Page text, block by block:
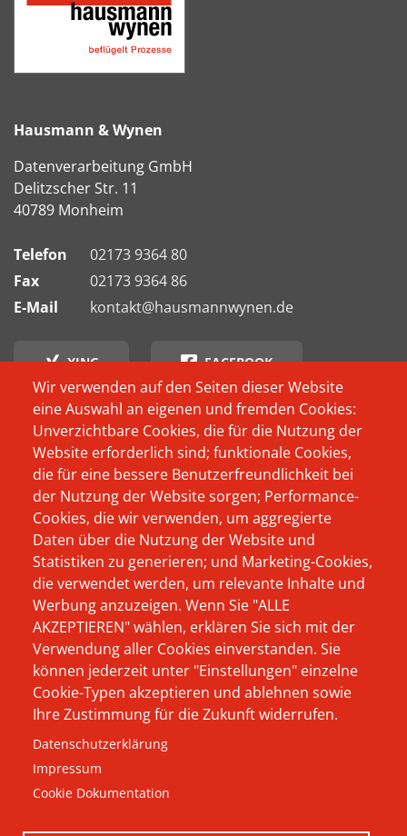
Wir verwenden auf den Seiten dieser Website
eine Auswahl an eigenen und fremden Cookies:
Unverzichtbare Cookies, die für die Nutzung der
Website erforderlich sind; funktionale Cookies,
die für eine bessere Benutzerfreundlichkeit bei
der Nutzung der Website sorgen; Performance-
Cookies, die wir verwenden, um aggregierte
Daten über die Nutzung der Website und
Statistiken zu generieren; und Marketing-Cookies,
die verwendet werden, um relevante Inhalte und
Werbung anzuzeigen. Wenn Sie "ALLE
AKZEPTIEREN" wählen, erklären Sie sich mit der
Verwendung aller Cookies einverstanden. Sie
können jederzeit unter "Einstellungen" einzelne
Cookie-Typen akzeptieren und ablehnen sowie
Ihre Zustimmung für die Zukunft widerrufen.
Datenschutzerklärung
Impressum
Cookie Dokumentation
Hausmann & Wynen
Datenverarbeitung GmbH
Delitzscher Str. 11
40789 Monheim
Telefon
02173 9364 80
Fax
02173 9364 86
E-Mail
kontakt@hausmannwynen.de
XING FACEBOOK
INSTAGRAM
Footer
Menü
Produkte
Das Unternehmen
Beratung
Aktuelles
Karriere
Kontakt
Impressum
Datenschutz
AGB
Wer schon immer
wissen wollte, wer
oder was sich
eigentlich hinter
Hausmann Wynen
verbirgt, und warum
wir als Softwarehaus
von und für Elektro-
und
Haustechnikbetriebe